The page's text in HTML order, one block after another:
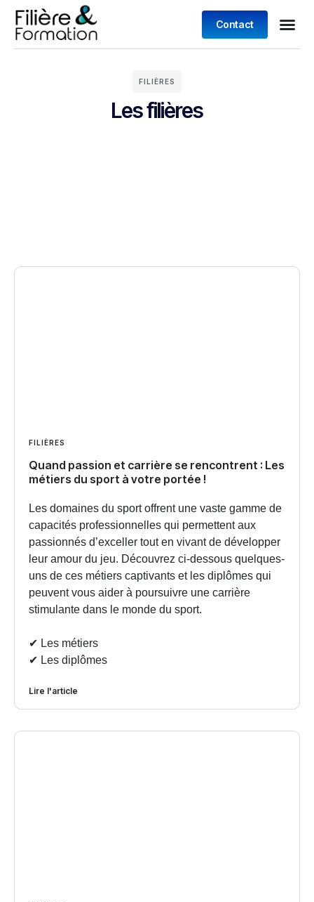
Contact
FILIÈRES
Les filières
FILIÈRES
Quand passion et carrière se rencontrent : Les
métiers du sport à votre portée !
Les domaines du sport offrent une vaste gamme de
capacités professionnelles qui permettent aux
passionnés d’exceller tout en vivant de développer
leur amour du jeu. Découvrez ci-dessous quelques-
uns de ces métiers captivants et les diplômes qui
peuvent vous aider à poursuivre une carrière
stimulante dans le monde du sport.
✔︎ Les métiers
✔︎ Les diplômes
Lire l'article